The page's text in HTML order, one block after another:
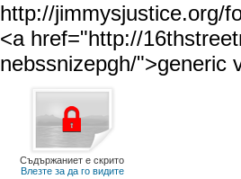
http://jimmysjustice.org/
<a href="http://
nebssnizepgh/">generic
Съдържаниет е скрито
Влезте за да го видите